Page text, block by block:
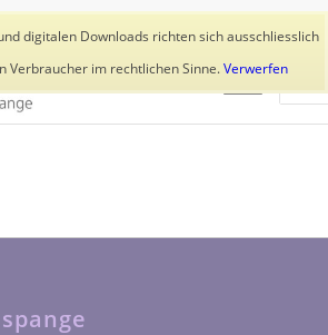
digitalen Downloads richten sich ausschliesslich
Verbraucher im rechtlichen Sinne.Verwerfen
Trainer 👥 Kundenkonto